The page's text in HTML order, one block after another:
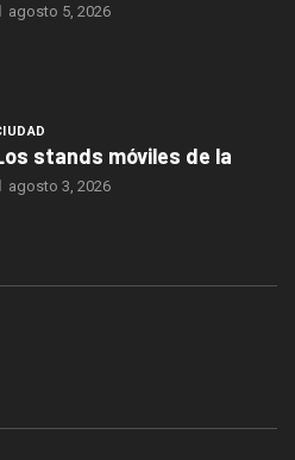
agosto 5, 2026
stands móviles de la
agosto 3, 2026